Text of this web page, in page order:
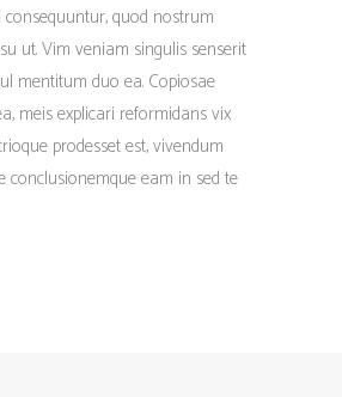
quod nostrum
ut. Vim veniam singulis senserit
mentitum duo ea. Copiosae
meis explicari reformidans vix
prodesset est, vivendum
conclusionemque eam in sed te